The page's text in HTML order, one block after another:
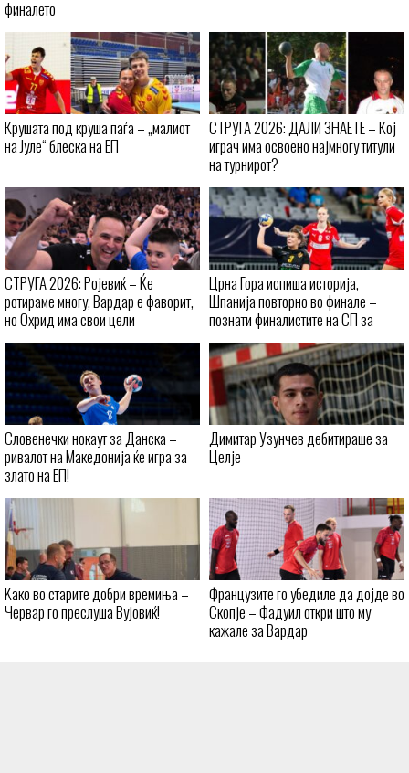
финалето
Крушата под круша паѓа – „малиот
на Јуле“ блеска на ЕП
СТРУГА 2026: ДАЛИ ЗНАЕТЕ – Кој
играч има освоено најмногу титули
на турнирот?
СТРУГА 2026: Ројевиќ – Ќе
ротираме многу, Вардар е фаворит,
но Охрид има свои цели
Црна Гора испиша историја,
Шпанија повторно во финале –
познати финалистите на СП за
кадетки
Словенечки нокаут за Данска –
ривалот на Македонија ќе игра за
злато на ЕП!
Димитар Узунчев дебитираше за
Целје
Kaко во старите добри времиња –
Червар го преслуша Вујовиќ!
Французите го убедиле да дојде во
Скопје – Фадуил откри што му
кажале за Вардар